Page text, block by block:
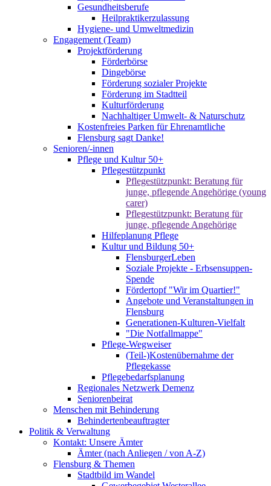
Gesundheitsberufe
Heilpraktikerzulassung
Hygiene- und Umweltmedizin
Engagement (Team)
Projektförderung
Förderbörse
Dingebörse
Förderung sozialer Projekte
Förderung im Stadtteil
Kulturförderung
Nachhaltiger Umwelt- & Naturschutz
Kostenfreies Parken für Ehrenamtliche
Flensburg sagt Danke!
Senioren/-innen
Pflege und Kultur 50+
Pflegestützpunkt
Pflegestützpunkt: Beratung für
junge, pflegende Angehörige (young
carer)
Pflegestützpunkt: Beratung für
junge, pflegende Angehörige
Hilfeplanung Pflege
Kultur und Bildung 50+
FlensburgerLeben
Soziale Projekte - Erbsensuppen-
Spende
Fördertopf "Wir im Quartier!"
Angebote und Veranstaltungen in
Flensburg
Generationen-Kulturen-Vielfalt
"Die Notfallmappe"
Pflege-Wegweiser
(Teil-)Kostenübernahme der
Pflegekasse
Pflegebedarfsplanung
Regionales Netzwerk Demenz
Seniorenbeirat
Menschen mit Behinderung
Behindertenbeauftragter
Politik & Verwaltung
Kontakt: Unsere Ämter
Ämter (nach Anliegen / von A-Z)
Flensburg & Themen
Stadtbild im Wandel